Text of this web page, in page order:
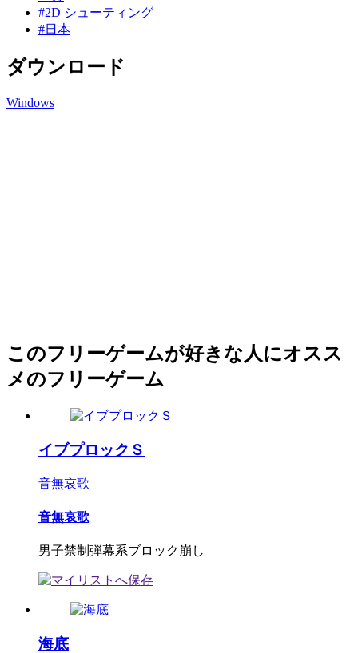
#2D シューティング
#日本
ダウンロード
Windows
このフリーゲームが好きな人にオスス
メのフリーゲーム
イブプロックＳ
音無哀歌
音無哀歌
男子禁制弾幕系ブロック崩し
海底